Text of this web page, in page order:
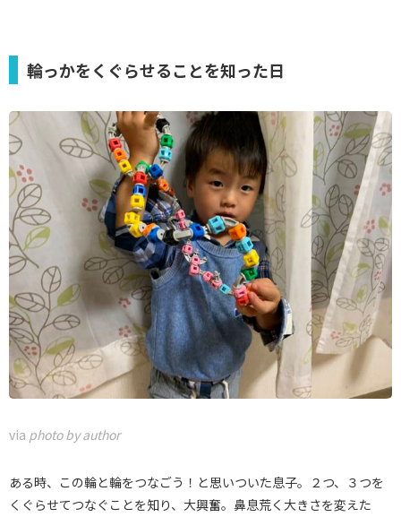
輪っかをくぐらせることを知った日
via photo by author
ある時、この輪と輪をつなごう！と思いついた息子。２つ、３つを
くぐらせてつなぐことを知り、大興奮。鼻息荒く大きさを変えた